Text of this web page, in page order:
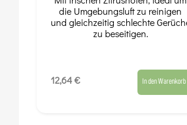
die Umgebungsluft zu reinigen
und gleichzeitig schlechte
zu beseitigen.
12,64 € In den Warenkorb